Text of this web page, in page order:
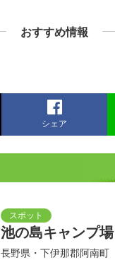
おすすめ情報
シェア
池の島キャンプ場
長野県・下伊那郡阿南町